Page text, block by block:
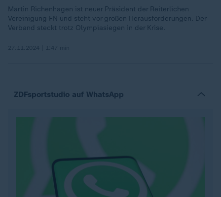
Martin Richenhagen ist neuer Präsident der Reiterlichen
Vereinigung FN und steht vor großen Herausforderungen. Der
Verband steckt trotz Olympiasiegen in der Krise.
ZDFsportstudio auf WhatsApp